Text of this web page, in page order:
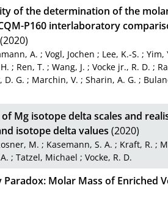
of the determination of the
P160 interlaboratory
(2020)
A. ;Vogl, Jochen ; Lee, K.-S. ;Yim,
; Ren, T. ; Wang, J. ; Vocke jr., R. D. ;
D. G. ; Marchin, V. ; Sharin, A. G. ;
Mg isotope delta scales and
isotope delta values (2020)
M. ; Kasemann, S. A. ; Kraft, R. ;
; Tatzel, Michael ; Vocke, R. D.
Molar Mass of Enriched